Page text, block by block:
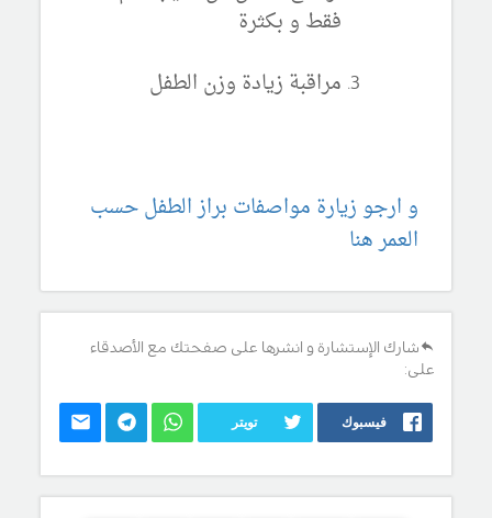
فقط و بكثرة
مراقبة زيادة وزن الطفل
و ارجو زيارة مواصفات براز الطفل حسب
العمر هنا
شارك الإستشارة و انشرها على صفحتك مع الأصدقاء
على:
فيسبوك تويتر